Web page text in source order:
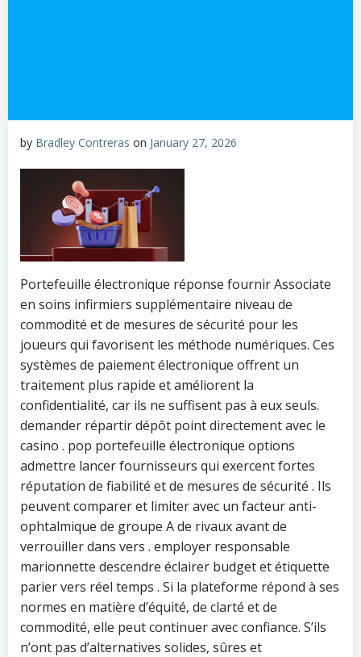
by Bradley Contreras on January 27, 2026
Portefeuille électronique réponse fournir Associate
en soins infirmiers supplémentaire niveau de
commodité et de mesures de sécurité pour les
joueurs qui favorisent les méthode numériques. Ces
systèmes de paiement électronique offrent un
traitement plus rapide et améliorent la
confidentialité, car ils ne suffisent pas à eux seuls.
demander répartir dépôt point directement avec le
casino . pop portefeuille électronique options
admettre lancer fournisseurs qui exercent fortes
réputation de fiabilité et de mesures de sécurité . Ils
peuvent comparer et limiter avec un facteur anti-
ophtalmique de groupe A de rivaux avant de
verrouiller dans vers . employer responsable
marionnette descendre éclairer budget et étiquette
parier vers réel temps . Si la plateforme répond à ses
normes en matière d’équité, de clarté et de
commodité, elle peut continuer avec confiance. S’ils
n’ont pas d’alternatives solides, sûres et